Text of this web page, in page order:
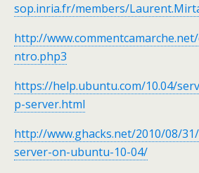
sop.inria.fr/members/
http://
ntro.php3
https://help.ubuntu.com/10.04/
p-server.html
http://www.ghacks.net/2010/08/
server-on-ubuntu-10-04/